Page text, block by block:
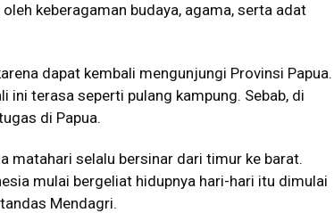
keberagaman budaya, agama, serta adat
dapat kembali mengunjungi Provinsi Papua.
ini terasa seperti pulang kampung. Sebab, di
di Papua.
matahari selalu bersinar dari timur ke barat.
mulai bergeliat hidupnya hari-hari itu dimulai
Mendagri.